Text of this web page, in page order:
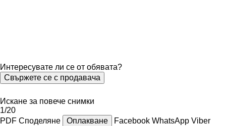
Интересувате ли се от обявата?
Свържете се с продавача
Искане за повече снимки
1/20
PDF Споделяне Оплакване Facebook WhatsApp Viber